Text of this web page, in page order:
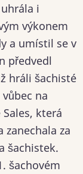
i
výkonem
a umístil se v
předvedl
hráli šachisté
na
která
za
šachistek.
šachovém